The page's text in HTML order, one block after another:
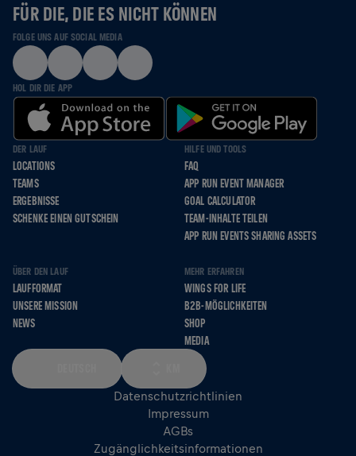
FÜR DIE, DIE ES NICHT KÖNNEN
FOLGE UNS AUF SOCIAL MEDIA
HOL DIR DIE APP
DER LAUF
LOCATIONS
TEAMS
ERGEBNISSE
SCHENKE EINEN GUTSCHEIN
HILFE UND TOOLS
FAQ
APP RUN EVENT MANAGER
GOAL CALCULATOR
TEAM-INHALTE TEILEN
APP RUN EVENTS SHARING ASSETS
ÜBER DEN LAUF
LAUFFORMAT
UNSERE MISSION
NEWS
MEHR ERFAHREN
WINGS FOR LIFE
B2B-MÖGLICHKEITEN
SHOP
MEDIA
Datenschutzrichtlinien
Impressum
AGBs
Zugänglichkeitsinformationen